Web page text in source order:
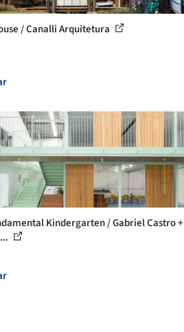
/ Canalli Arquitetura
Kindergarten / Gabriel Castro +